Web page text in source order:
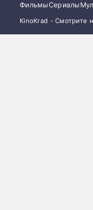
ФильмыСериалы
KinoKrad - Смотрите